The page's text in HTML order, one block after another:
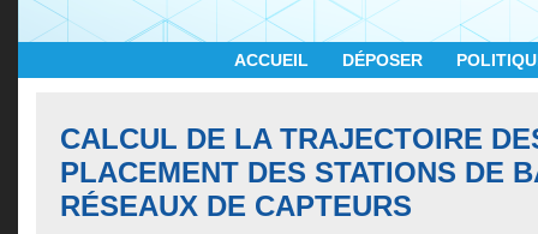
ACCUEIL DÉPOSER
CALCUL DE LA TRAJECTOIRE
PLACEMENT DES STATIONS DE
RÉSEAUX DE CAPTEURS